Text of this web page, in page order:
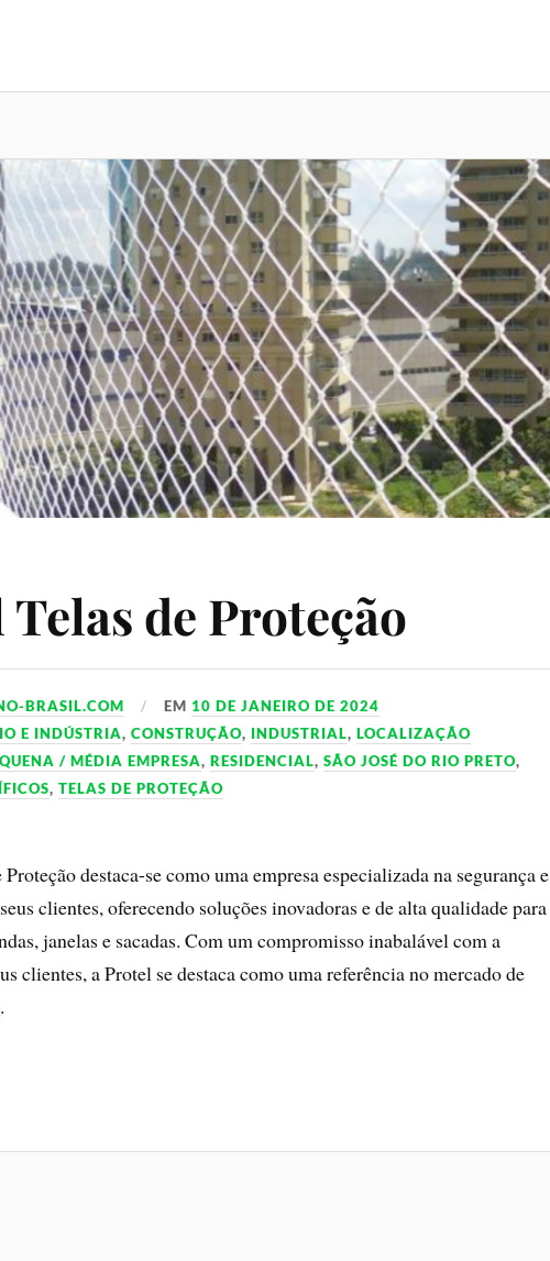
de Proteção
BRASIL.COM EM 10 DE JANEIRO DE 2024
E INDÚSTRIA,CONSTRUÇÃO, INDUSTRIAL,LOCALIZAÇÃO
/ MÉDIA EMPRESA,RESIDENCIAL,SÃO JOSÉ DO RIO PRETO,
,TELAS DE PROTEÇÃO
destaca-se como uma empresa especializada na segurança e
clientes, oferecendo soluções inovadoras e de alta qualidade para
janelas e sacadas. Com um compromisso inabalável com a
clientes, a Protel se destaca como uma referência no mercado de
.